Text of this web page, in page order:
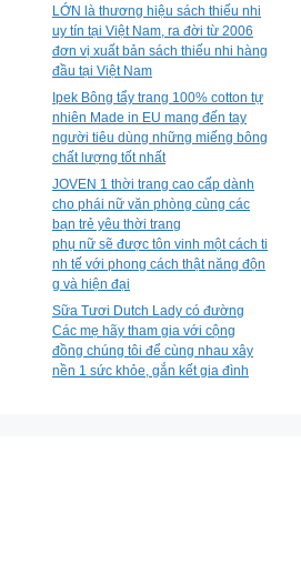
LỚN là thương hiệu sách thiếu nhi
uy tín tại Việt Nam, ra đời từ 2006
đơn vị xuất bản sách thiếu nhi hàng
đầu tại Việt Nam
Ipek Bông tẩy trang 100% cotton tự
nhiên Made in EU mang đến tay
người tiêu dùng những miếng bông
chất lượng tốt nhất
JOVEN 1 thời trang cao cấp dành
cho phái nữ văn phòng cùng các
bạn trẻ yêu thời trang
phụ nữ sẽ được tôn vinh một cách ti
nh tế với phong cách thật năng độn
g và hiện đại
Sữa Tươi Dutch Lady có đường
Các mẹ hãy tham gia với cộng
đồng chúng tôi để cùng nhau xây
nền 1 sức khỏe, gắn kết gia đình